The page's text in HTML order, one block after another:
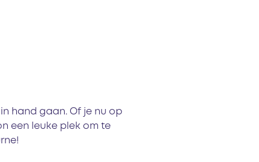
hand gaan. Of je nu op
een leuke plek om te